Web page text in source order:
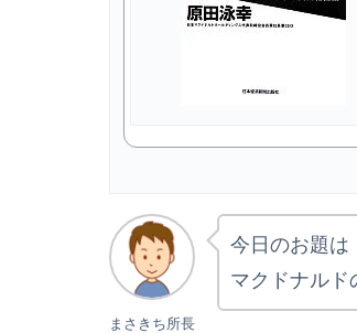
まさきち所長
今日のお題は
マクドナルド